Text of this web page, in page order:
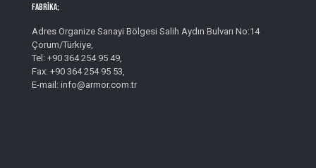
Fabrika;
Adres Organize Sanayi Bölgesi Salih Aydın Bulvarı No:14
Çorum/Türkiye,
Tel: +90 364 254 95 49,
Fax: +90 364 254 95 53,
E-mail: info@armor.com.tr